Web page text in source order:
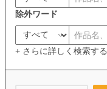
除外ワード
+ さらに詳しく検索する